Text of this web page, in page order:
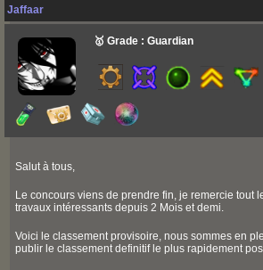
Jaffaar
🥇 Grade : Guardian
Salut à tous,
Le concours viens de prendre fin, je remercie tout
travaux intéressants depuis 2 Mois et demi.
Voici le classement provisoire, nous sommes en
publir le classement definitif le plus rapidement